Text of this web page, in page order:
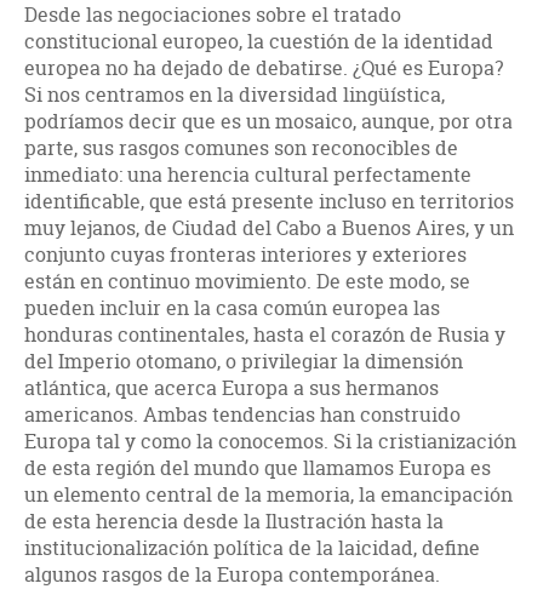
Desde las negociaciones sobre el tratado
constitucional europeo, la cuestión de la identidad
europea no ha dejado de debatirse. ¿Qué es Europa?
Si nos centramos en la diversidad lingüística,
podríamos decir que es un mosaico, aunque, por otra
parte, sus rasgos comunes son reconocibles de
inmediato: una herencia cultural perfectamente
identificable, que está presente incluso en territorios
muy lejanos, de Ciudad del Cabo a Buenos Aires, y un
conjunto cuyas fronteras interiores y exteriores
están en continuo movimiento. De este modo, se
pueden incluir en la casa común europea las
honduras continentales, hasta el corazón de Rusia y
del Imperio otomano, o privilegiar la dimensión
atlántica, que acerca Europa a sus hermanos
americanos. Ambas tendencias han construido
Europa tal y como la conocemos. Si la cristianización
de esta región del mundo que llamamos Europa es
un elemento central de la memoria, la emancipación
de esta herencia desde la Ilustración hasta la
institucionalización política de la laicidad, define
algunos rasgos de la Europa contemporánea.